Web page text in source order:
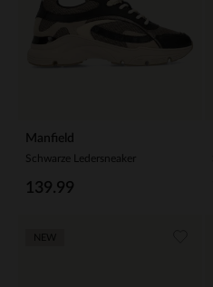
Manfield
Schwarze Ledersneaker
139.99